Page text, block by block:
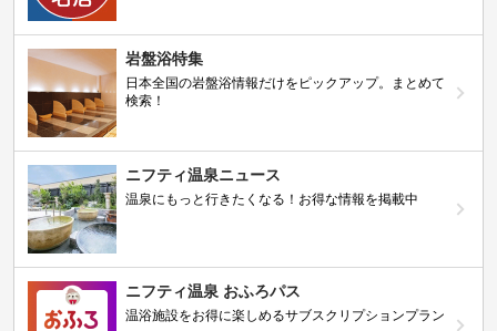
岩盤浴特集
日本全国の岩盤浴情報だけをピックアップ。まとめて
検索！
ニフティ温泉ニュース
温泉にもっと行きたくなる！お得な情報を掲載中
ニフティ温泉 おふろパス
温浴施設をお得に楽しめるサブスクリプションプラン